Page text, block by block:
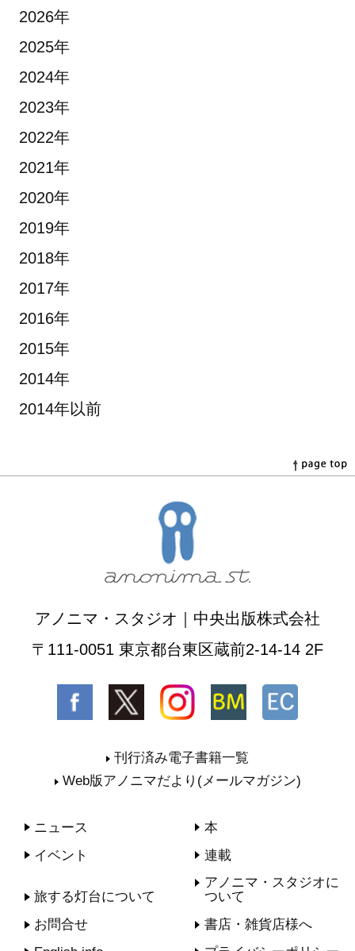
2026年
2025年
2024年
2023年
2022年
2021年
2020年
2019年
2018年
2017年
2016年
2015年
2014年
2014年以前
アノニマ・スタジオ｜中央出版株式会社
〒111-0051 東京都台東区蔵前2-14-14 2F
刊行済み電子書籍一覧
Web版アノニマだより(メールマガジン)
ニュース
本
イベント
連載
旅する灯台について
アノニマ・スタジオに
ついて
お問合せ
書店・雑貨店様へ